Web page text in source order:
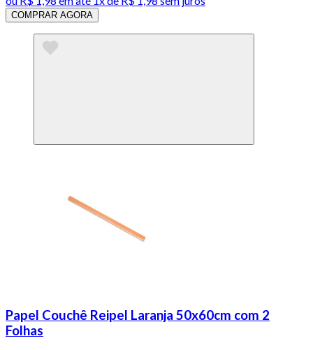
COMPRAR AGORA
Papel Couchê Reipel Laranja 50x60cm com 2
Folhas